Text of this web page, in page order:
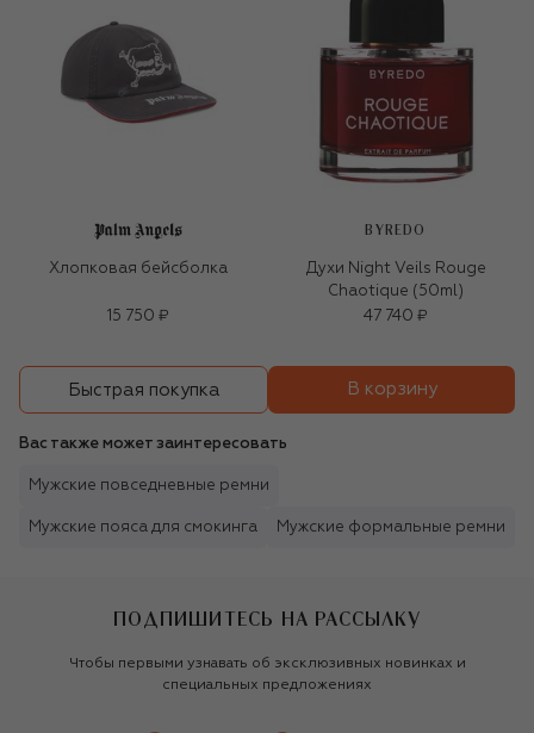
Хлопковая бейсболка
15 750 ₽
BYREDO
Духи Night Veils Rouge
Chaotique (50ml)
47 740 ₽
Быстрая покупка В корзину
Вас также может заинтересовать
Мужские повседневные ремни
Мужские пояса для смокинга Мужские формальные ремни
ПОДПИШИТЕСЬ НА РАССЫЛКУ
Чтобы первыми узнавать об эксклюзивных новинках и
специальных предложениях